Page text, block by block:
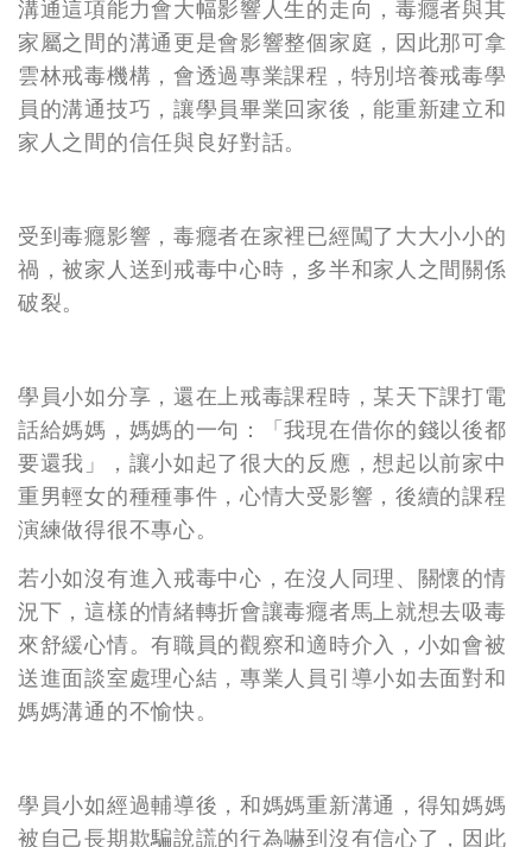
溝通這項能力會大幅影響人生的走向，毒癮者與其
家屬之間的溝通更是會影響整個家庭，因此那可拿
雲林戒毒機構，會透過專業課程，特別培養戒毒學
員的溝通技巧，讓學員畢業回家後，能重新建立和
家人之間的信任與良好對話。
受到毒癮影響，毒癮者在家裡已經闖了大大小小的
禍，被家人送到戒毒中心時，多半和家人之間關係
破裂。
學員小如分享，還在上戒毒課程時，某天下課打電
話給媽媽，媽媽的一句：「我現在借你的錢以後都
要還我」，讓小如起了很大的反應，想起以前家中
重男輕女的種種事件，心情大受影響，後續的課程
演練做得很不專心。
若小如沒有進入戒毒中心，在沒人同理、關懷的情
況下，這樣的情緒轉折會讓毒癮者馬上就想去吸毒
來舒緩心情。有職員的觀察和適時介入，小如會被
送進面談室處理心結，專業人員引導小如去面對和
媽媽溝通的不愉快。
學員小如經過輔導後，和媽媽重新溝通，得知媽媽
被自己長期欺騙說謊的行為嚇到沒有信心了，因此